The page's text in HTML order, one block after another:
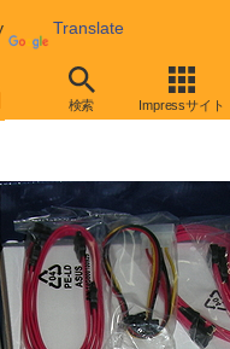
Translate
検索 Impressサイト
5月30日号
ら、SLIなどにも対応